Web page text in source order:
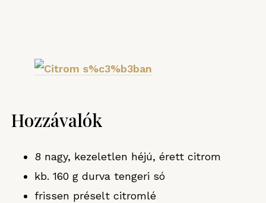
Hozzávalók
8 nagy, kezeletlen héjú, érett citrom
kb. 160 g durva tengeri só
frissen préselt citromlé